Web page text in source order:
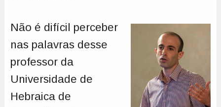
Não é difícil perceber
nas palavras desse
professor da
Universidade de
Hebraica de